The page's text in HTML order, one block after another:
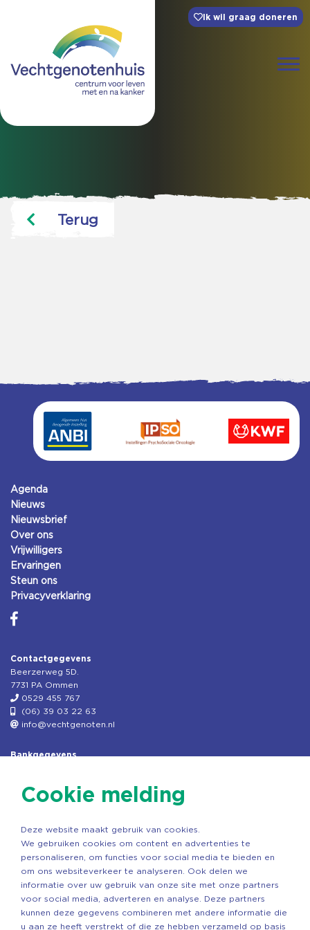
Ik wil graag doneren
Terug
Agenda
Nieuws
Nieuwsbrief
Over ons
Vrijwilligers
Ervaringen
Steun ons
Privacyverklaring
Contactgegevens
Beerzerweg 5D.
7731 PA Ommen
0529 455 767
(06) 39 03 22 63
info@vechtgenoten.nl
Bankgegevens
Rek.nr: NL85RABO0127579230
Copyright ©2026 Vechtgenoten
Cookie melding
Deze website maakt gebruik van cookies.
We gebruiken cookies om content en advertenties te
personaliseren, om functies voor social media te bieden en
om ons websiteverkeer te analyseren. Ook delen we
informatie over uw gebruik van onze site met onze partners
voor social media, adverteren en analyse. Deze partners
kunnen deze gegevens combineren met andere informatie die
u aan ze heeft verstrekt of die ze hebben verzameld op basis